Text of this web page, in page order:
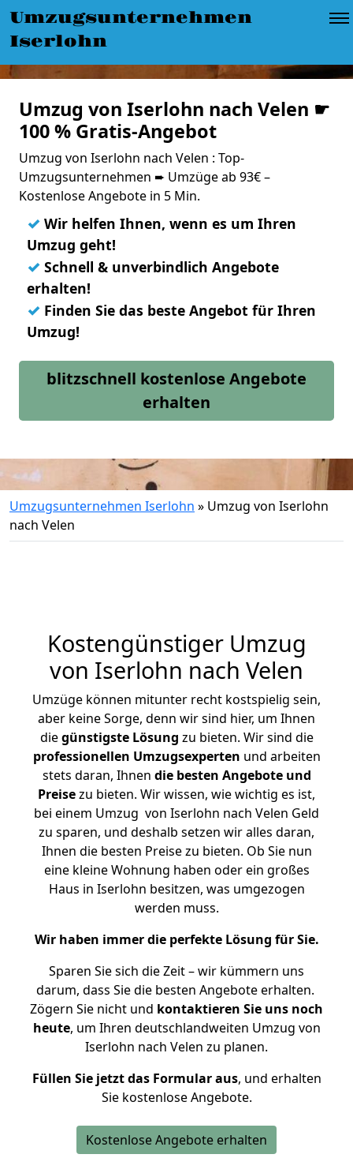
Umzugsunternehmen
Iserlohn
Umzug von Iserlohn nach Velen ☛
100 % Gratis-Angebot
Umzug von Iserlohn nach Velen : Top-
Umzugsunternehmen ➨ Umzüge ab 93€ –
Kostenlose Angebote in 5 Min.
✓ Wir helfen Ihnen, wenn es um Ihren
Umzug geht!
✓ Schnell & unverbindlich Angebote
erhalten!
✓ Finden Sie das beste Angebot für Ihren
Umzug!
blitzschnell kostenlose Angebote
erhalten
Umzugsunternehmen Iserlohn » Umzug von Iserlohn
nach Velen
Kostengünstiger Umzug
von Iserlohn nach Velen
Umzüge können mitunter recht kostspielig sein,
aber keine Sorge, denn wir sind hier, um Ihnen
diegünstigste Lösung zu bieten. Wir sind die
professionellen Umzugsexperten und arbeiten
stets daran, Ihnen die besten Angebote und
Preisezu bieten. Wir wissen, wie wichtig es ist,
bei einem Umzug von Iserlohn nach Velen Geld
zu sparen, und deshalb setzen wir alles daran,
Ihnen die besten Preise zu bieten. Ob Sie nun
eine kleine Wohnung haben oder ein großes
Haus in Iserlohn besitzen, was umgezogen
werden muss.
Wir haben immer die perfekte Lösung für Sie.
Sparen Sie sich die Zeit – wir kümmern uns
darum, dass Sie die besten Angebote erhalten.
Zögern Sie nicht und kontaktieren Sie uns noch
heute, um Ihren deutschlandweiten Umzug von
Iserlohn nach Velen zu planen.
Füllen Sie jetzt das Formular aus, und erhalten
Sie kostenlose Angebote.
Kostenlose Angebote erhalten